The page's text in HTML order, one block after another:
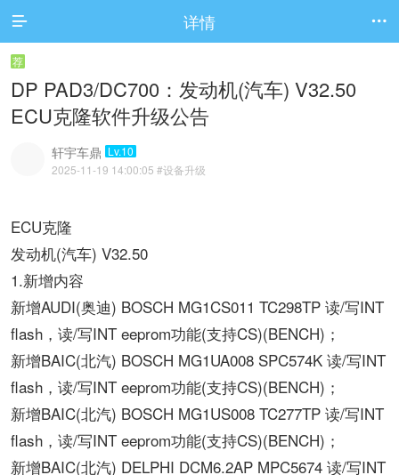
 详情 
荐
DP PAD3/DC700：发动机(汽车) V32.50
ECU克隆软件升级公告
轩宇车鼎 Lv.10
2025-11-19 14:00:05 #设备升级
ECU克隆
发动机(汽车) V32.50
1.新增内容
新增AUDI(奥迪) BOSCH MG1CS011 TC298TP 读/写INT
flash，读/写INT eeprom功能(支持CS)(BENCH)；
新增BAIC(北汽) BOSCH MG1UA008 SPC574K 读/写INT
flash，读/写INT eeprom功能(支持CS)(BENCH)；
新增BAIC(北汽) BOSCH MG1US008 TC277TP 读/写INT
flash，读/写INT eeprom功能(支持CS)(BENCH)；
新增BAIC(北汽) DELPHI DCM6.2AP MPC5674 读/写INT